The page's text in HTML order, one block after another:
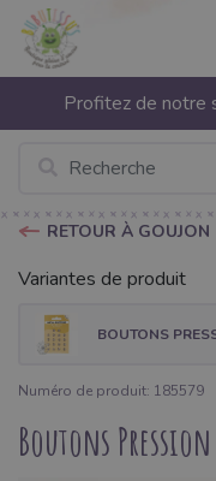
Profitez de notre
RETOUR À GOUJON
Variantes de produit
BOUTONS
Numéro de produit: 185579
Boutons